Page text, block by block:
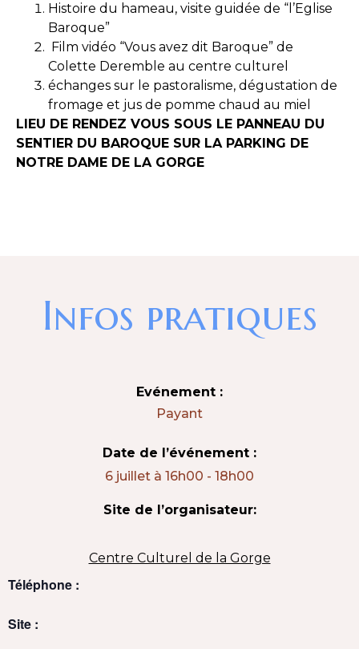
Histoire du hameau, visite guidée de “l’Eglise
Baroque”
Film vidéo “Vous avez dit Baroque” de
Colette Deremble au centre culturel
échanges sur le pastoralisme, dégustation de
fromage et jus de pomme chaud au miel
LIEU DE RENDEZ VOUS SOUS LE PANNEAU DU
SENTIER DU BAROQUE SUR LA PARKING DE
NOTRE DAME DE LA GORGE
Infos pratiques
Evénement :
Payant
Date de l’événement :
6 juillet à 16h00 - 18h00
Site de l’organisateur:
Centre Culturel de la Gorge
Téléphone :
Site :